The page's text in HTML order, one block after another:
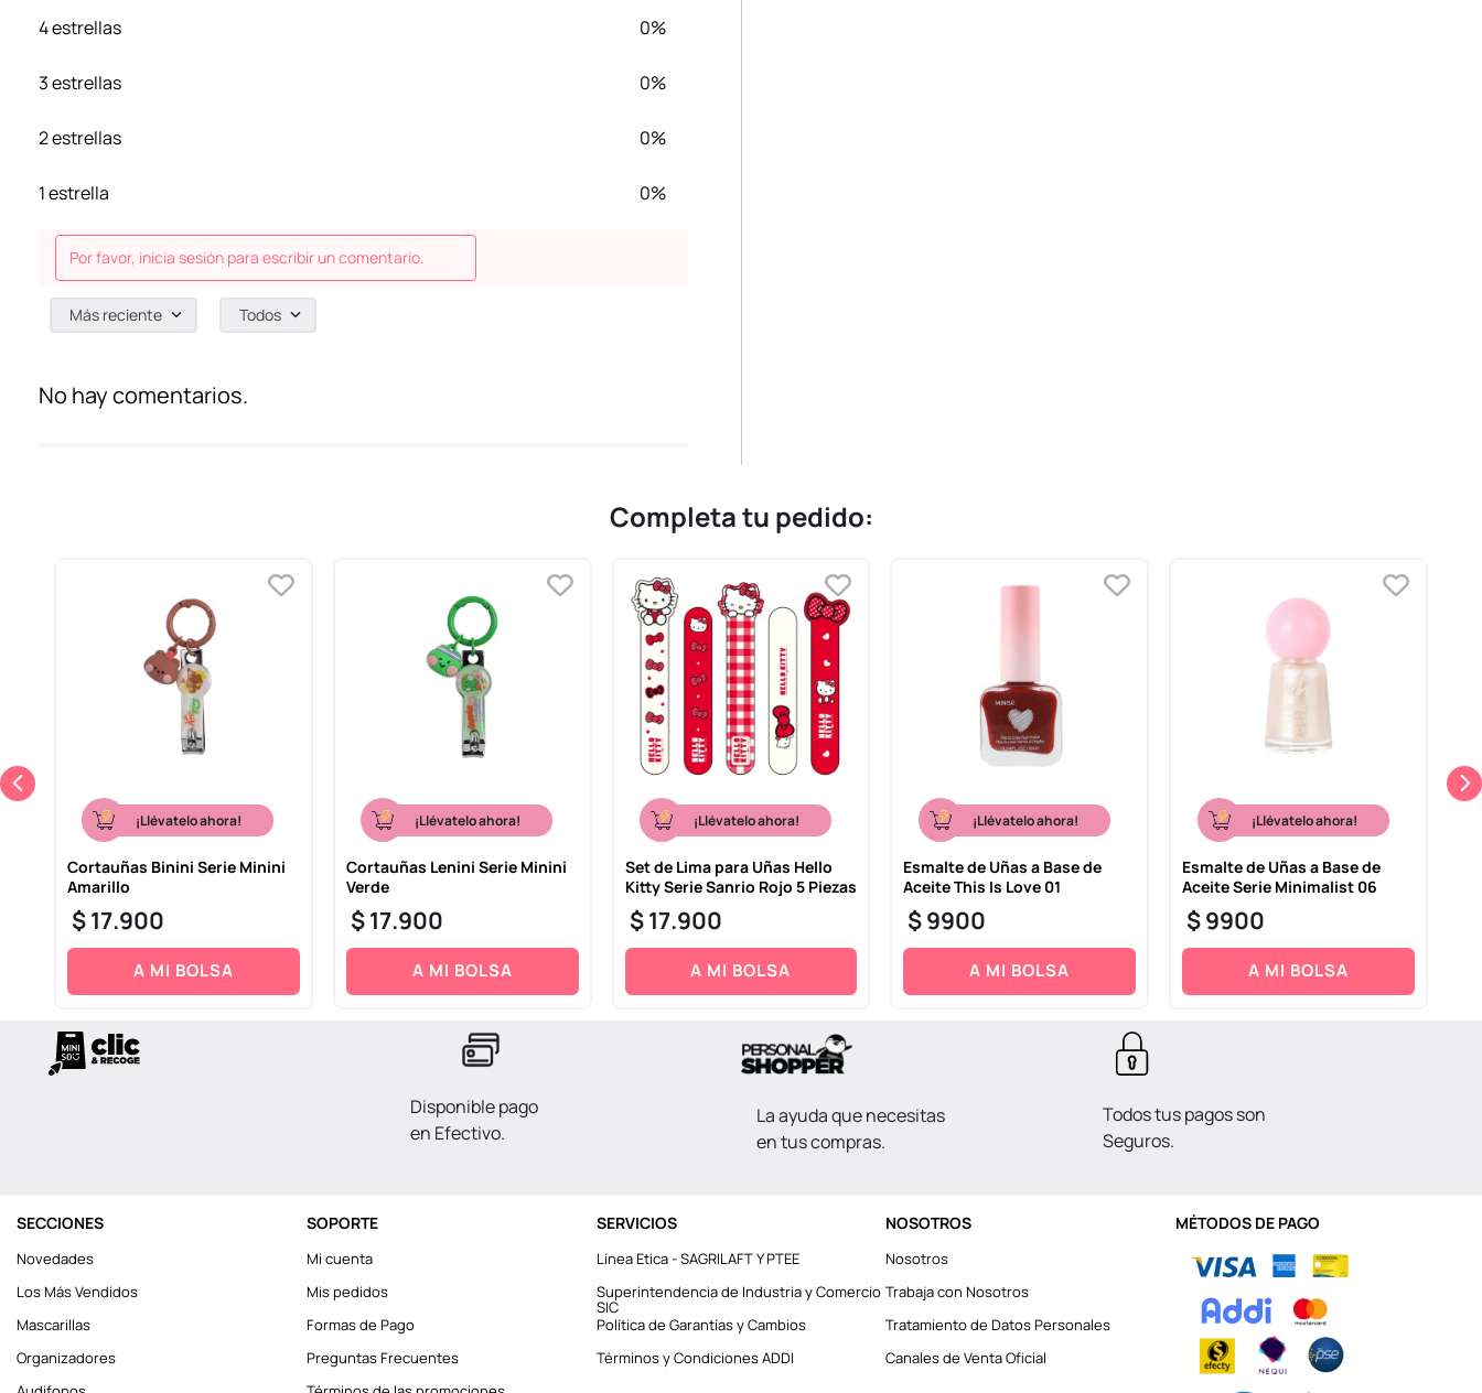
4 estrellas 0%
3 estrellas 0%
2 estrellas 0%
1 estrella 0%
Por favor, inicia sesión para escribir un comentario.
Más reciente Todos
No hay comentarios.
Completa tu pedido:
¡Llévatelo ahora!
Cortauñas Binini Serie Minini
Amarillo
$17.900
A MI BOLSA
¡Llévatelo ahora!
Cortauñas Lenini Serie Minini
Verde
$17.900
A MI BOLSA
¡Llévatelo ahora!
Set de Lima para Uñas Hello
Kitty Serie Sanrio Rojo 5 Piezas
$17.900
A MI BOLSA
¡Llévatelo ahora!
Esmalte de Uñas a Base de
Aceite This Is Love 01
$9900
A MI BOLSA
¡Llévatelo ahora!
Esmalte de Uñas a Base de
Aceite Serie Minimalist 06
$9900
A MI BOLSA
Disponible pago
en Efectivo.
La ayuda que necesitas
en tus compras.
Todos tus pagos son
Seguros.
SECCIONES
Novedades
Los Más Vendidos
Mascarillas
Organizadores
SOPORTE
Mi cuenta
Mis pedidos
Formas de Pago
Preguntas Frecuentes
SERVICIOS
Línea Etica - SAGRILAFT Y PTEE
Superintendencia de Industria y Comercio
SIC
Política de Garantías y Cambios
Términos y Condiciones ADDI
NOSOTROS
Nosotros
Trabaja con Nosotros
Tratamiento de Datos Personales
Canales de Venta Oficial
MÉTODOS DE PAGO